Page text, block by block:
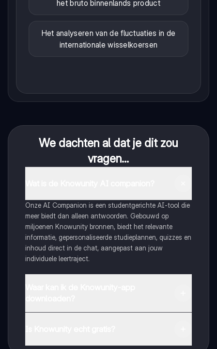
het bruto binnenlands product
Het analyseren van de fluctuaties in de
internationale wisselkoersen
We dachten al dat je dit zou
vragen...
Onze AI Companion is een studentgerichte AI-tool die
meer biedt dan alleen antwoorden. Gebouwd op
miljoenen Knowunity bronnen, biedt het relevante
informatie, gepersonaliseerde studieplannen, quizzes en
inhoud direct in de chat, aangepast aan jouw
individuele leertraject.